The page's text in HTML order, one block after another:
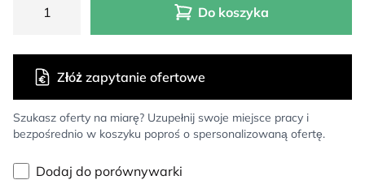
Do koszyka
Szukasz oferty na miarę? Uzupełnij swoje miejsce pracy i
bezpośrednio w koszyku poproś o spersonalizowaną ofertę.
Złóż zapytanie ofertowe
Dodaj do porównywarki